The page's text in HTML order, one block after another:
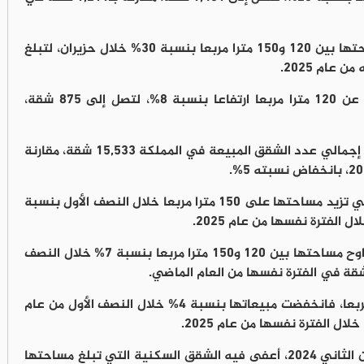
كما ارتفعت مبيعات الشقق التي تتراوح مساحتها بين 120 و150 مترا مربعا بنسبة 30% خلال حزيران، لتبلغ
وسجلت مبيعات الشقق التي تقل مساحتها عن 120 مترا مربعا ارتفاعا بنسبة 8%، لتصل إلى 875 شقة،
وعلى مستوى النصف الأول من عام 2026، بلغ إجمالي عدد الشقق المبيعة في المملكة 15,533 شقة، مقارنة
وبحسب المساحة، تراجعت مبيعات الشقق التي تزيد مساحتها على 150 مترا مربعا خلال النصف الأول بنسبة
في المقابل، ارتفعت مبيعات الشقق التي تتراوح مساحتها بين 120 و150 مترا مربعا بنسبة 7% خلال النصف
أما الشقق التي تقل مساحتها عن 120 مترا مربعا، فانخفضت مبيعاتها بنسبة 4% خلال النصف الأول من عام
مجلس الوزراء كان قد أصدر قرارا في 12 تشرين الثاني 2024، أعفى فيه الشقق السكنية التي تبلغ مساحتها